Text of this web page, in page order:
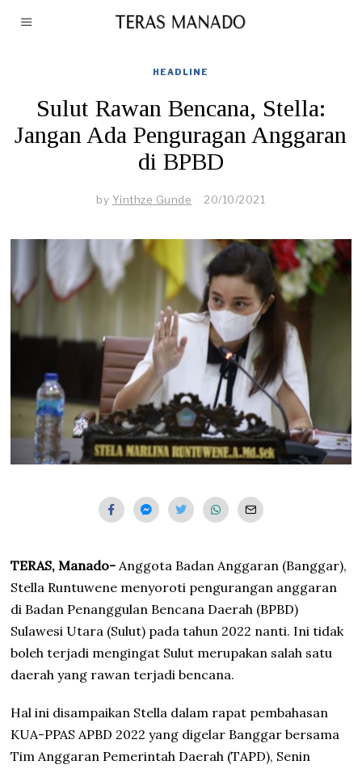
HEADLINE
Sulut Rawan Bencana, Stella:
Jangan Ada Penguragan Anggaran
di BPBD
by Yinthze Gunde 20/10/2021
TERAS, Manado- Anggota Badan Anggaran (Banggar),
Stella Runtuwene menyoroti pengurangan anggaran
di Badan Penanggulan Bencana Daerah (BPBD)
Sulawesi Utara (Sulut) pada tahun 2022 nanti. Ini tidak
boleh terjadi mengingat Sulut merupakan salah satu
daerah yang rawan terjadi bencana.
Hal ini disampaikan Stella dalam rapat pembahasan
KUA-PPAS APBD 2022 yang digelar Banggar bersama
Tim Anggaran Pemerintah Daerah (TAPD), Senin